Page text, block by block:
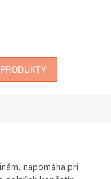
napomáha pri